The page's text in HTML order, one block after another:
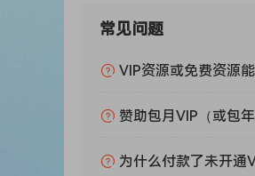
– Set the overall pump,
– Run Duck in Repeat
– Smoothing control to
– Adjustable lookahead
– Run on individual
– Low CPU usage
常见问题
VIP资源或免费资源
赞助包月VIP（或包
为什么付款了未开通